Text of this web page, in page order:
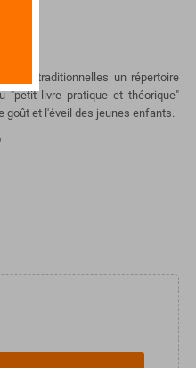
traditionnelles un répertoire
"petit livre pratique et théorique"
goût et l'éveil des jeunes enfants.